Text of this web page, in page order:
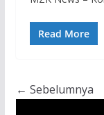
Read More
← Sebelumnya